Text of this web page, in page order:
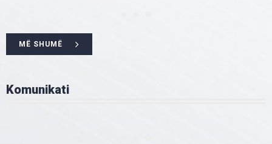
MË SHUMË
Komunikati